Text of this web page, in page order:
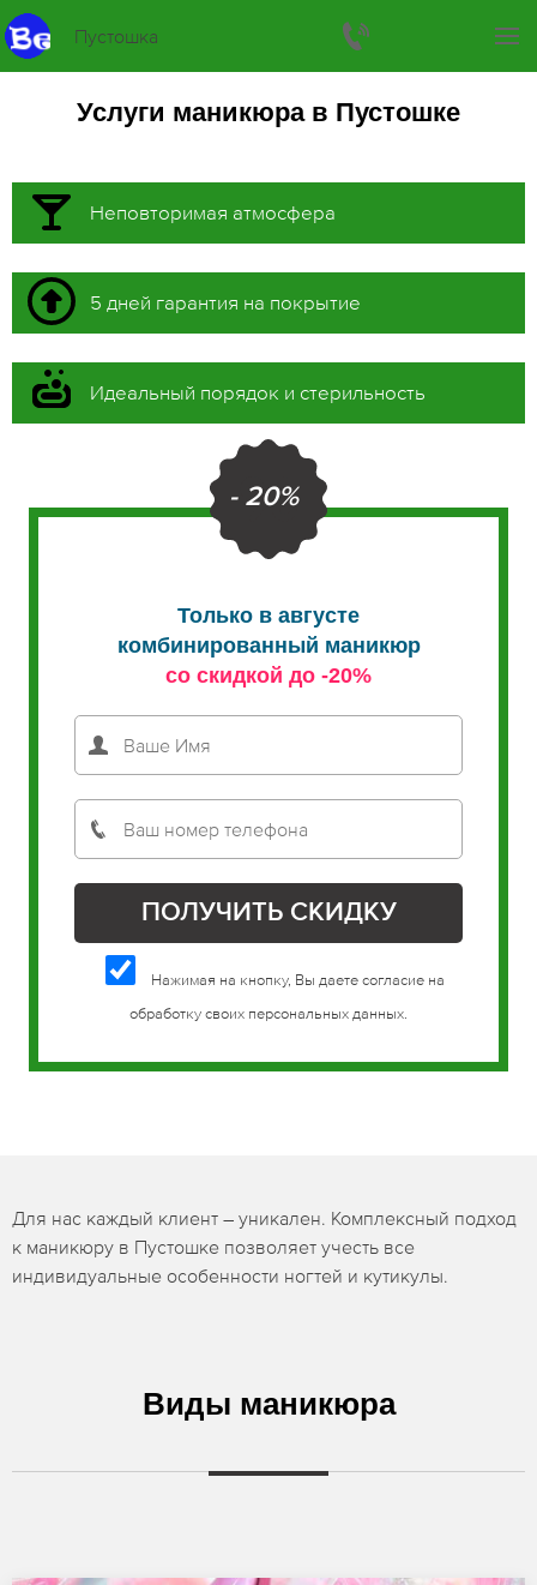
Пустошка
Услуги маникюра в Пустошке
Неповторимая атмосфера
5 дней гарантия на покрытие
Идеальный порядок и стерильность
- 20%
Только в августе
комбинированный маникюр
со скидкой до -20%
Нажимая на кнопку, Вы даете согласие на
обработку своих персональных данных.
Для нас каждый клиент – уникален. Комплексный подход
к маникюру в Пустошке позволяет учесть все
индивидуальные особенности ногтей и кутикулы.
Виды маникюра